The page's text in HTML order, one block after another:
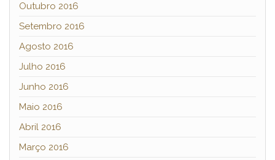
Outubro 2016
Setembro 2016
Agosto 2016
Julho 2016
Junho 2016
Maio 2016
Abril 2016
Março 2016